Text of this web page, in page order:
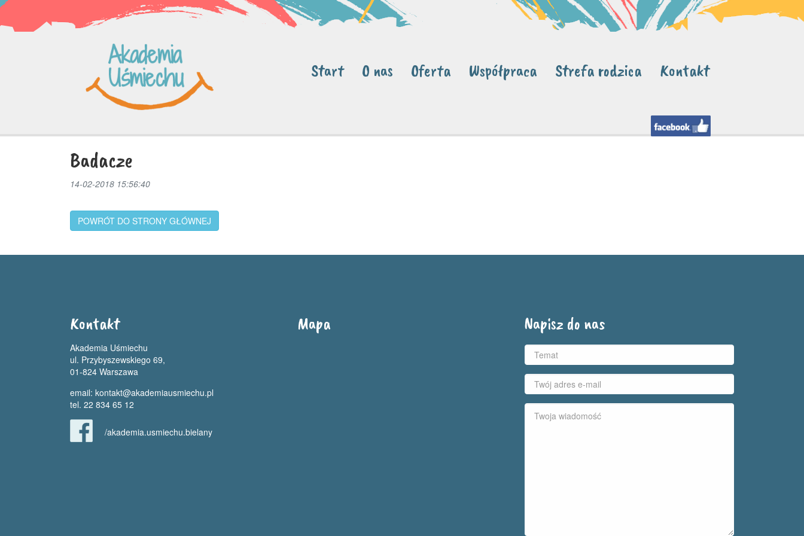
Start O nas Oferta Współpraca Strefa rodzica Kontakt
Badacze
14-02-2018 15:56:40
POWRÓT DO STRONY GŁÓWNEJ
Kontakt
Akademia Uśmiechu
ul. Przybyszewskiego 69,
01-824 Warszawa
email: kontakt@akademiausmiechu.pl
tel. 22 834 65 12
/akademia.usmiechu.bielany
Mapa Napisz do nas